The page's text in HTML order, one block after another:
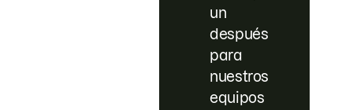
un
después
para
nuestros
equipos